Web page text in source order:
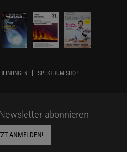
SPEKTRUM SHOP
abonnieren
ANMELDEN!